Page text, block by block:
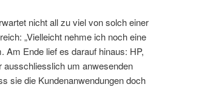
nicht all zu viel von solch einer
„Vielleicht nehme ich noch eine
Am Ende lief es darauf hinaus: HP,
ausschliesslich um anwesenden
sie die Kundenanwendungen doch